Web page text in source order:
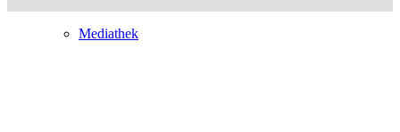
Mediathek